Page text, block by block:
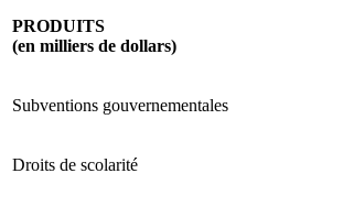
PRODUITS
(en milliers de dollars)
Subventions gouvernementales
Droits de scolarité